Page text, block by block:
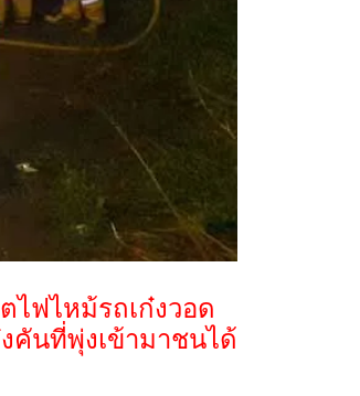
ไฟไหม้รถเก๋งวอด
คันที่พุ่งเข้ามาชนได้